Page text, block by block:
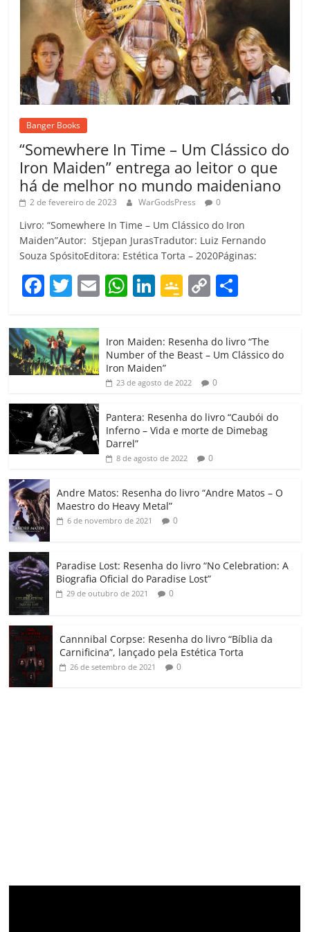
Banger Books
“Somewhere In Time – Um Clássico do
Iron Maiden” entrega ao leitor o que
há de melhor no mundo maideniano
2 de fevereiro de 2023 WarGodsPress 0
Livro: “Somewhere In Time – Um Clássico do Iron
Maiden”Autor: Stjepan JurasTradutor: Luiz Fernando
Souza SpósitoEditora: Estética Torta – 2020Páginas:
F
c
e
b
o
o
k
T
itt
er
E W
at
s
A
p
Li
e
dI
G
gl
e
Cl
a
ss
ro
o
C
p
y
Li
k
m
p
h
ar
Iron Maiden: Resenha do livro “The
Number of the Beast – Um Clássico do
Iron Maiden”
23 de agosto de 2022 0
Pantera: Resenha do livro “Caubói do
Inferno – Vida e morte de Dimebag
Darrel”
8 de agosto de 2022 0
Andre Matos: Resenha do livro “Andre Matos – O
Maestro do Heavy Metal”
6 de novembro de 2021 0
Paradise Lost: Resenha do livro “No Celebration: A
Biografia Oficial do Paradise Lost”
29 de outubro de 2021 0
Cannnibal Corpse: Resenha do livro “Bíblia da
Carnificina”, lançado pela Estética Torta
26 de setembro de 2021 0